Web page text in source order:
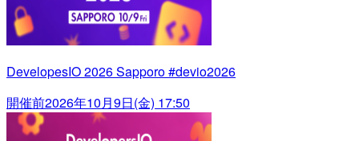
DevelopesIO 2026 Sapporo #devio2026
開催前2026年10月9日(金) 17:50